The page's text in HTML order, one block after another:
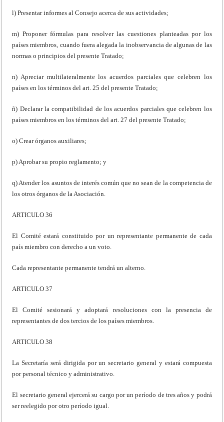
l) Presentar informes al Consejo acerca de sus actividades;
m) Proponer fórmulas para resolver las cuestiones planteadas por los
países miembros, cuando fuera alegada la inobservancia de algunas de las
normas o principios del presente Tratado;
n) Apreciar multilateralmente los acuerdos parciales que celebren los
países en los términos del art. 25 del presente Tratado;
ñ) Declarar la compatibilidad de los acuerdos parciales que celebren los
países miembros en los términos del art. 27 del presente Tratado;
o) Crear órganos auxiliares;
p) Aprobar su propio reglamento; y
q) Atender los asuntos de interés común que no sean de la competencia de
los otros órganos de la Asociación.
ARTICULO 36
El Comité estará constituido por un representante permanente de cada
país miembro con derecho a un voto.
Cada representante permanente tendrá un alterno.
ARTICULO 37
El Comité sesionará y adoptará resoluciones con la presencia de
representantes de dos tercios de los países miembros.
ARTICULO 38
La Secretaría será dirigida por un secretario general y estará compuesta
por personal técnico y administrativo.
El secretario general ejercerá su cargo por un período de tres años y podrá
ser reelegido por otro período igual.